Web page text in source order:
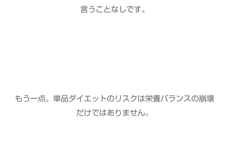
言うことなしです。
もう一点。単品ダイエットのリスクは栄養バランスの崩壊
だけではありません。